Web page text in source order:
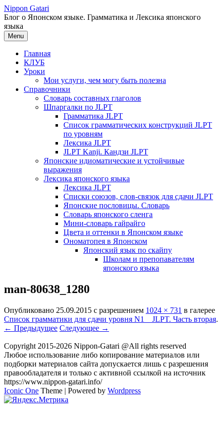
Перейти
к
содержимому
Nippon Gatari
Блог о Японском языке. Грамматика и Лексика японского
языка
Menu
Главная
КЛУБ
Уроки
Мои услуги, чем могу быть полезна
Справочники
Словарь составных глаголов
Шпаргалки по JLPT
Грамматика JLPT
Список грамматических конструкций JLPT
по уровням
Лексика JLPT
JLPT Kanji. Кандзи JLPT
Японские идиоматические и устойчивые
выражения
Лексика японского языка
Лексика JLPT
Списки союзов, слов-связок для сдачи JLPT
Японские пословицы. Словарь
Словарь японского сленга
Мини-словарь гайрайго
Цвета и оттенки в Японском языке
Ономатопея в Японском
Японский язык по скайпу
Школам и препопавателям
японского языка
man-80638_1280
Опубликовано 25.09.2015 с разрешением 1024 × 731 в галерее
Список грамматики для сдачи уровня N1 JLPT. Часть вторая.
← Предыдущее Следующее →
Copyright 2015-2026 Nippon-Gatari @All rights reserved
Любое использование либо копирование материалов или
подборки материалов сайта допускается лишь с разрешения
правообладателя и только с активной ссылкой на источник
https://www.nippon-gatari.info/
Iconic One Theme | Powered by Wordpress